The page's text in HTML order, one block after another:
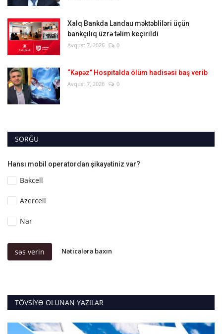
Xalq Bankda Landau məktəbliləri üçün
bankçılıq üzrə təlim keçirildi
Avqust 7, 2026 0
“Kəpəz” Hospitalda ölüm hadisəsi baş verib
Avqust 7, 2026 0
SORĞU
Hansı mobil operatordan şikayətiniz var?
Bakcell
Azercell
Nar
səs verin Nəticələrə baxın
TÖVSIYƏ OLUNAN YAZILAR